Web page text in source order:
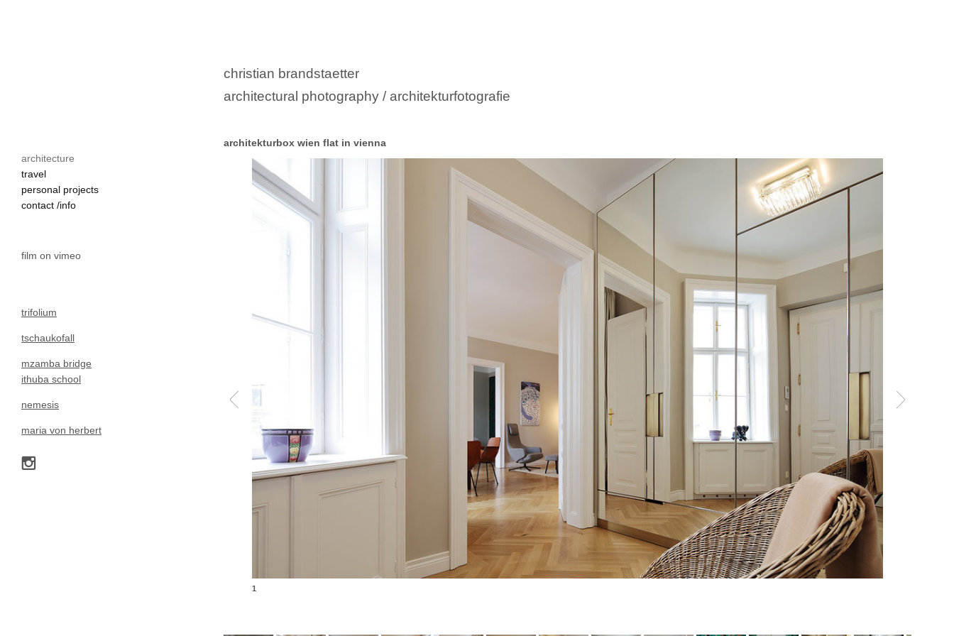
christian brandstaetter
architectural photography / architekturfotografie
architecture
travel
personal projects
contact /info
film on vimeo
trifolium
tschaukofall
mzamba bridge
ithuba school
nemesis
maria von herbert
architekturbox wien flat in vienna
altbauwohnung
renovierung
wien vienna
1